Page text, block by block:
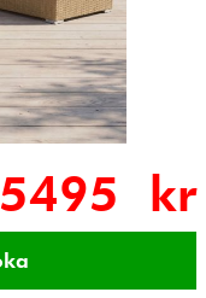
5495 kr